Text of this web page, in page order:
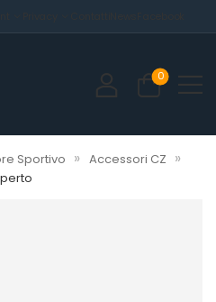
0
Sportivo » Accessori CZ »